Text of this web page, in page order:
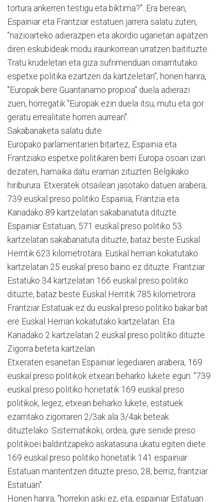
tortura ankerren testigu eta biktima?". Era berean,
Espainiar eta Frantziar estatuen jarrera salatu zuten,
"nazioarteko adierazpen eta akordio ugarietan aipatzen
diren eskubideak modu iraunkorrean urratzen baitituzte.
Tratu krudeletan eta giza sufrimenduan oinarritutako
espetxe politika ezartzen da kartzeletan", honen harira,
"Europak bere Guantanamo propioa" duela adierazi
zuen, horregatik "Europak ezin duela itsu, mutu eta gor
geratu errealitate horren aurrean".
Sakabanaketa salatu dute
Europako parlamentarien bitartez, Espainia eta
Frantziako espetxe politikaren berri Europa osoan izan
dezaten, hamaika datu eraman zituzten Belgikako
hiriburura. Etxeratek otsailean jasotako datuen arabera,
739 euskal preso politiko Espainia, Frantzia eta
Kanadako 89 kartzelatan sakabanatuta dituzte.
Espainiar Estatuan, 571 euskal preso politiko 53
kartzelatan sakabanatuta dituzte, bataz beste Euskal
Herritik 623 kilometrotara. Euskal herrian kokatutako
kartzelatan 25 euskal preso baino ez dituzte. Frantziar
Estatuko 34 kartzelatan 166 euskal preso politiko
dituzte, bataz beste Euskal Herritik 785 kilometrora.
Frantziar Estatuak ez du euskal preso politiko bakar bat
ere Euskal Herrian kokatutako kartzelatan. Eta
Kanadako 2 kartzelatan 2 euskal preso politiko dituzte.
Zigorra beteta kartzelan
Etxeraten esanetan Espainiar legediaren arabera, 169
euskal preso politikok etxean beharko lukete egun. "739
euskal preso politiko horietatik 169 euskal preso
politikok, legez, etxean beharko lukete, estatuek
ezarritako zigorraren 2/3ak ala 3/4ak beteak
dituztelako. Sistematikoki, ordea, gure senide preso
politikoei baldintzapeko askatasuna ukatu egiten diete.
169 euskal preso politiko horietatik 141 espainiar
Estatuan mantentzen dituzte preso, 28, berriz, frantziar
Estatuan".
Honen harira, "horrekin aski ez, eta, espainiar Estatuan